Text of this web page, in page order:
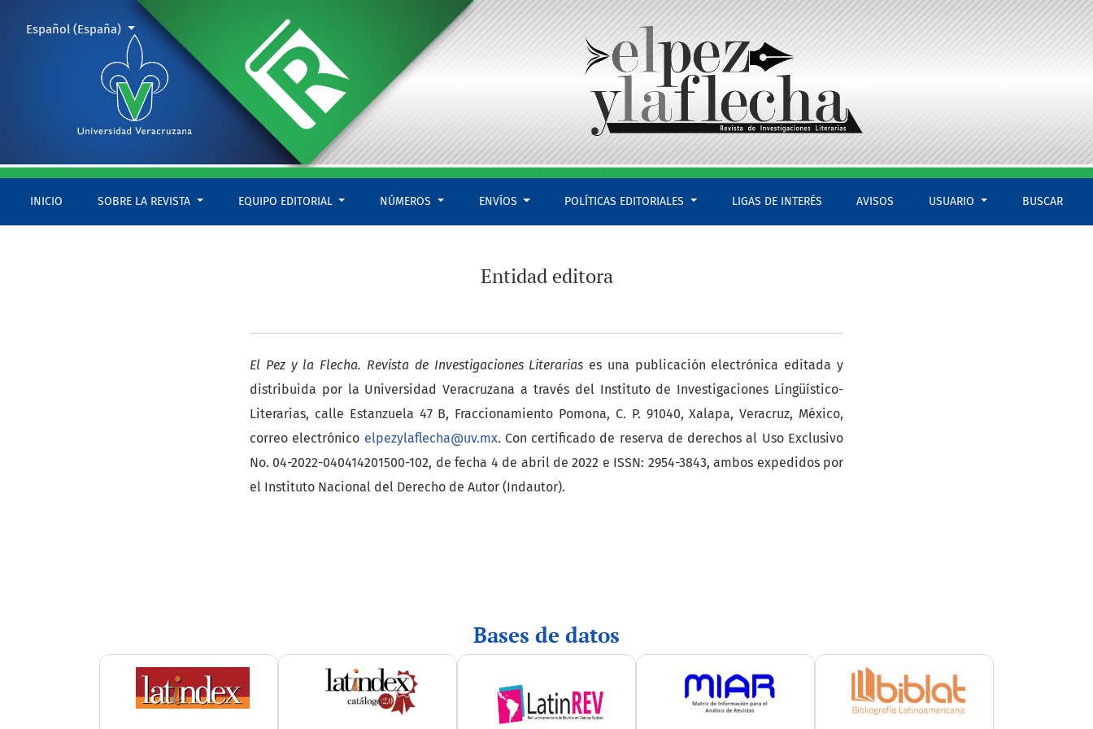
INICIO SOBRE LA REVISTA EQUIPO EDITORIAL NÚMEROS ENVÍOS POLÍTICAS EDITORIALES LIGAS DE INTERÉS AVISOS USUARIO BUSCAR
Cambiar el idioma. El actual es:
Español (España)
Entidad editora
El Pez y la Flecha. Revista de Investigaciones Literarias es una publicación electrónica editada y
distribuida por la Universidad Veracruzana a través del Instituto de Investigaciones Lingüístico-
Literarias, calle Estanzuela 47 B, Fraccionamiento Pomona, C. P. 91040, Xalapa, Veracruz, México,
correo electrónico elpezylaflecha@uv.mx. Con certificado de reserva de derechos al Uso Exclusivo
No. 04-2022-040414201500-102, de fecha 4 de abril de 2022 e ISSN: 2954-3843, ambos expedidos por
el Instituto Nacional del Derecho de Autor (Indautor).
Bases de datos